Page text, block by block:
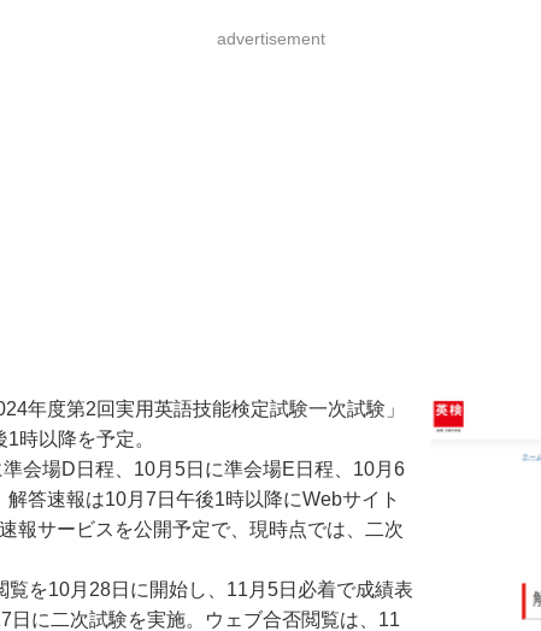
advertisement
年度第2回実用英語技能検定試験一次試験」
時以降を予定。
会場D日程、10月5日に準会場E日程、10月6
答速報は10月7日午後1時以降にWebサイト
報サービスを公開予定で、現時点では、二次
を10月28日に開始し、11月5日必着で成績表
に二次試験を実施。ウェブ合否閲覧は、11